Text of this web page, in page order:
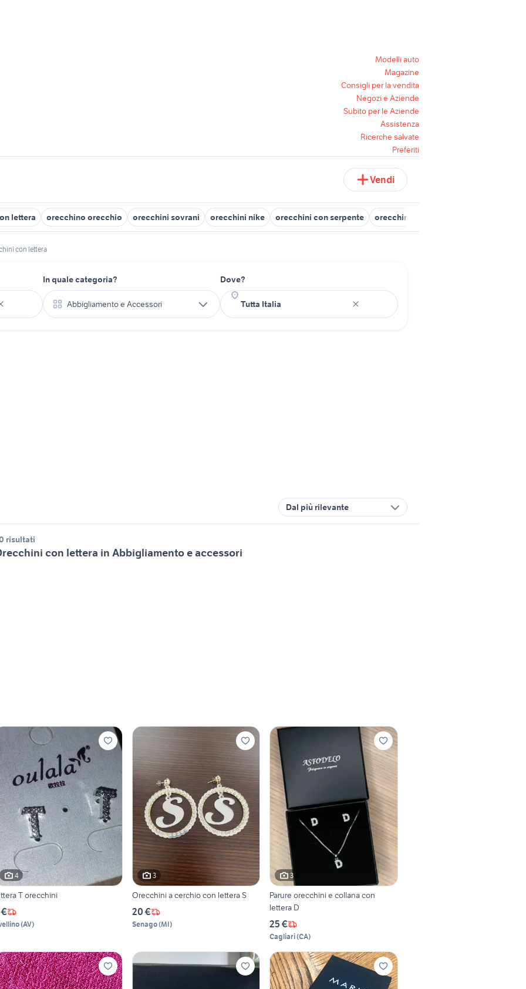
Modelli auto
Magazine
Consigli per la vendita
Negozi e Aziende
Subito per le Aziende
Assistenza
Ricerche salvate
Preferiti
Vendi
lettera orecchino orecchio orecchini sovrani orecchini nike orecchini con serpente orecchino conch
con lettera
In quale categoria?
Abbigliamento e Accessori
Dove?
Dal più rilevante
risultati
con lettera in Abbigliamento e accessori
4
T orecchini
(AV)
3
Orecchini a cerchio con lettera S
20 €
Senago(MI)
3
Parure orecchini e collana con
lettera D
25 €
Cagliari(CA)